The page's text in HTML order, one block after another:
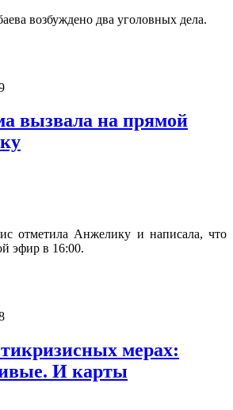
возбуждено два уголовных дела.
вызвала на прямой
отметила Анжелику и написала, что
эфир в 16:00.
мерах:
И карты